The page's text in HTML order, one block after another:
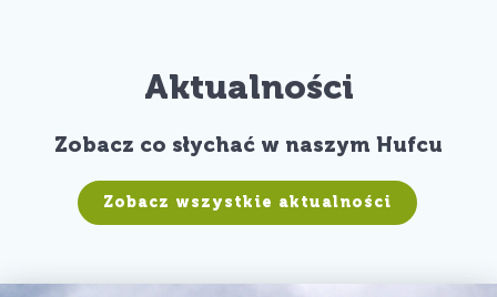
Aktualności
Zobacz co słychać w naszym Hufcu
Zobacz wszystkie aktualności